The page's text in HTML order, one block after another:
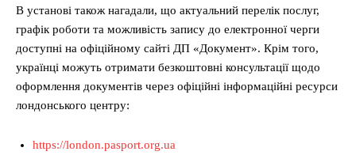
В установі також нагадали, що актуальний перелік послуг,
графік роботи та можливість запису до електронної черги
доступні на офіційному сайті ДП «Документ». Крім того,
українці можуть отримати безкоштовні консультації щодо
оформлення документів через офіційні інформаційні ресурси
лондонського центру:
https://london.pasport.org.ua